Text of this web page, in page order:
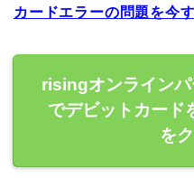
カードエラーの問題を今
risingオンライン
でデビットカード
を